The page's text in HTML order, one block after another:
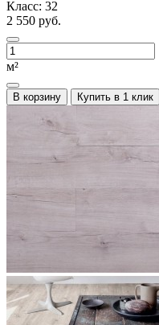
Класс: 32
2 550 руб.
м²
В корзину Купить в 1 клик